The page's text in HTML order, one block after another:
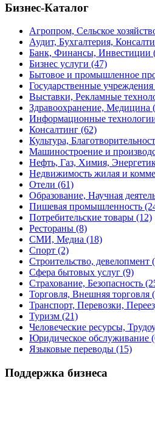
Бизнес-Каталог
Агропром, Сельское
Аудит, Бухгалтерия,
Банк, Финансы, Инвестиции
Бизнес услуги (47)
Бытовое и промышленное
Государственные учреждения
Выставки, Рекламные
Здравоохранение, Медицина
Информационные
Консалтинг (62)
Культура,
Машиностроение и
Нефть, Газ, Химия,
Недвижимость жилая и
Отели (61)
Образование, Научная
Пишевая промышленность
Потребительские товары (12)
Рестораны (8)
СМИ, Медиа (18)
Спорт (2)
Строительство, девелопмент
Сфера бытовых услуг (9)
Страхование, Безопасность
Торговля, Внешняя торговля
Транспорт, Перевозки,
Туризм (21)
Человеческие ресурсы,
Юридическое обслуживание
Языковые переводы (15)
Поддержка бизнеса